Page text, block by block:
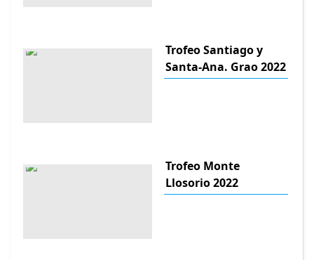
Trofeo Santiago y
Santa-Ana. Grao 2022
Trofeo Monte
Llosorio 2022